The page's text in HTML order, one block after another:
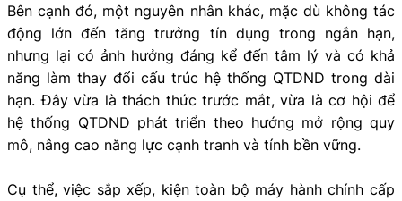
Bên cạnh đó, một nguyên nhân khác, mặc dù không tác
động lớn đến tăng trưởng tín dụng trong ngắn hạn,
nhưng lại có ảnh hưởng đáng kể đến tâm lý và có khả
năng làm thay đổi cấu trúc hệ thống QTDND trong dài
hạn. Đây vừa là thách thức trước mắt, vừa là cơ hội để
hệ thống QTDND phát triển theo hướng mở rộng quy
mô, nâng cao năng lực cạnh tranh và tính bền vững.
Cụ thể, việc sắp xếp, kiện toàn bộ máy hành chính cấp